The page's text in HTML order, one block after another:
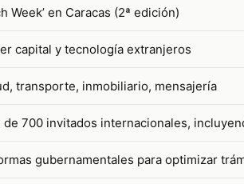
Week’ en Caracas (2ª edición)
capital y tecnología extranjeros
transporte, inmobiliario, mensajería
de 700 invitados internacionales,
gubernamentales para optimizar